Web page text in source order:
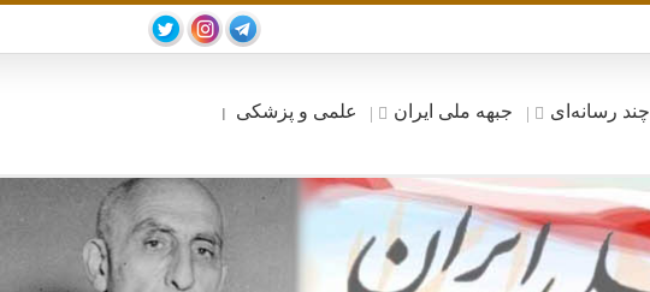
چند رسانه‌ای جبهه ملی ایران علمی و پزشکی